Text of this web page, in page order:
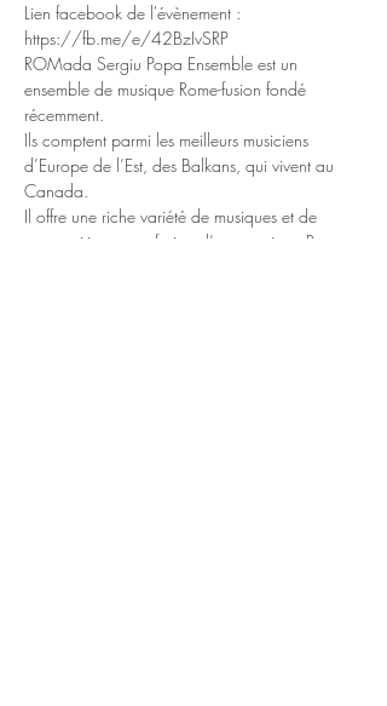
Lien facebook de l'évènement :
https://fb.me/e/42BzIvSRP
ROMada Sergiu Popa Ensemble est un
ensemble de musique Rome-fusion fondé
récemment.
Ils comptent parmi les meilleurs musiciens
d’Europe de l’Est, des Balkans, qui vivent au
Canada.
Il offre une riche variété de musiques et de
compositions, une fusion d’une musique Rroma